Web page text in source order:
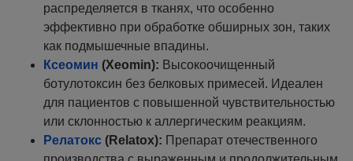
распределяется в тканях, что особенно
эффективно при обработке обширных зон, таких
как подмышечные впадины.
Ксеомин (Xeomin): Высокоочищенный
ботулотоксин без белковых примесей. Идеален
для пациентов с повышенной чувствительностью
или склонностью к аллергическим реакциям.
Релатокс (Relatox): Препарат отечественного